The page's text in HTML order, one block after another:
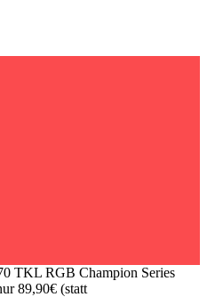
TKL RGB Champion Series
89,90€ (statt